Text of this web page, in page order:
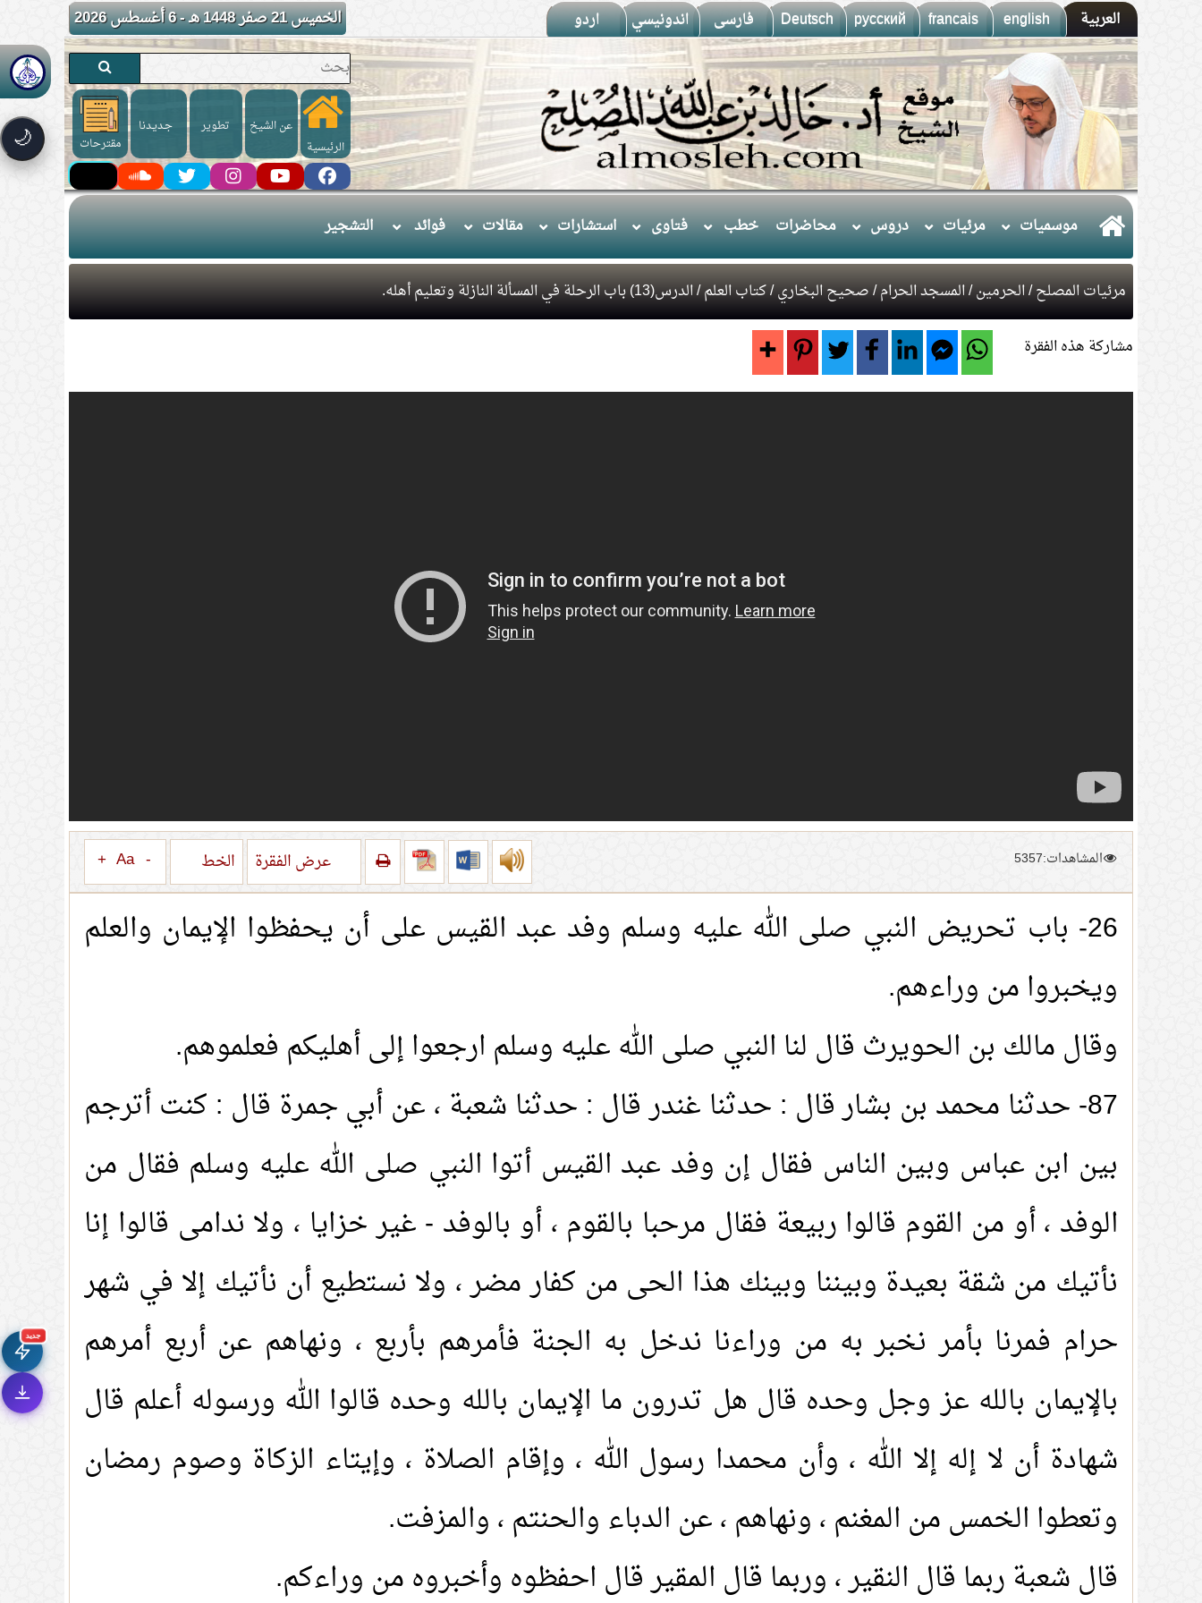
العربية english
francais
русский
Deutsch فارسى اندونيسي اردو الخميس 21 صفر 1448 هـ - 6 أغسطس 2026
🌙
جديد
🚀 جديد الموقع!
تعرف على أحدث المميزات
سرعة فائقة
تحميل أسرع بـ 3× من قبل
تصميم جديد كلياً
واجهة أكثر أناقة وسهولة
إشعارات ذكية
الرئيسية
عن الشيخ تطوير
جـديـدنا
مقترحات
موسميات مرئيات دروس محاضرات خطب فتاوى استشارات مقالات فوائد التشجير
مرئيات المصلح/الحرمين/المسجد الحرام/صحيح البخاري/كتاب العلم/ الدرس(13) باب الرحلة في المسألة النازلة وتعليم أهله.
مشاركة هذه الفقرة
المشاهدات:5357 عرض الفقرة الخط -
Aa
+
26- باب تحريض النبي صلى الله عليه وسلم وفد عبد القيس على أن يحفظوا الإيمان والعلم
ويخبروا من وراءهم.
وقال مالك بن الحويرث قال لنا النبي صلى الله عليه وسلم ارجعوا إلى أهليكم فعلموهم.
87- حدثنا محمد بن بشار قال : حدثنا غندر قال : حدثنا شعبة ، عن أبي جمرة قال : كنت أترجم
بين ابن عباس وبين الناس فقال إن وفد عبد القيس أتوا النبي صلى الله عليه وسلم فقال من
الوفد ، أو من القوم قالوا ربيعة فقال مرحبا بالقوم ، أو بالوفد - غير خزايا ، ولا ندامى قالوا إنا
نأتيك من شقة بعيدة وبيننا وبينك هذا الحى من كفار مضر ، ولا نستطيع أن نأتيك إلا في شهر
حرام فمرنا بأمر نخبر به من وراءنا ندخل به الجنة فأمرهم بأربع ، ونهاهم عن أربع أمرهم
بالإيمان بالله عز وجل وحده قال هل تدرون ما الإيمان بالله وحده قالوا الله ورسوله أعلم قال
شهادة أن لا إله إلا الله ، وأن محمدا رسول الله ، وإقام الصلاة ، وإيتاء الزكاة وصوم رمضان
وتعطوا الخمس من المغنم ، ونهاهم ، عن الدباء والحنتم ، والمزفت.
قال شعبة ربما قال النقير ، وربما قال المقير قال احفظوه وأخبروه من وراءكم.
1. (10) التعليق على كتاب الحج من الكافي
2. (9) التعليق على كتاب الحج من الكافي
3. (8) التعليق على كتاب الحج من الكافي